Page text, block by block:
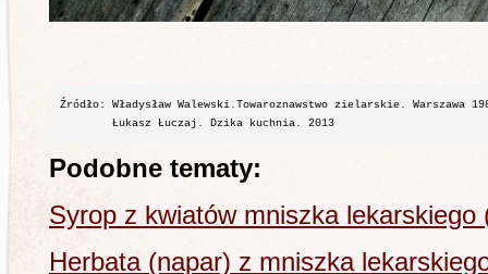
Źródło: Władysław Walewski.Towaroznawstwo zielarskie. Warszawa
Podobne tematy:
Syrop z kwiatów mniszka lekarskiego
Herbata (napar) z mniszka